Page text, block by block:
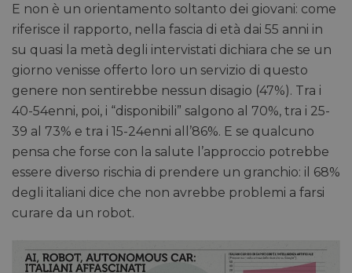
E non è un orientamento soltanto dei giovani: come
riferisce il rapporto, nella fascia di età dai 55 anni in
su quasi la metà degli intervistati dichiara che se un
giorno venisse offerto loro un servizio di questo
genere non sentirebbe nessun disagio (47%). Tra i
40-54enni, poi, i “disponibili” salgono al 70%, tra i 25-
39 al 73% e tra i 15-24enni all’86%. E se qualcuno
pensa che forse con la salute l’approccio potrebbe
essere diverso rischia di prendere un granchio: il 68%
degli italiani dice che non avrebbe problemi a farsi
curare da un robot.